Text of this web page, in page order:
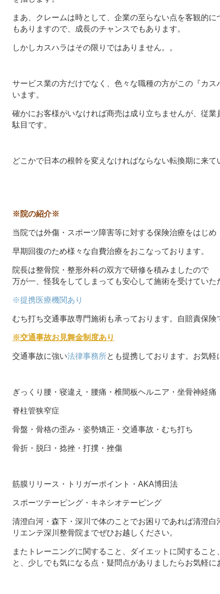
まあ、クレームは時として、企業の至らない点を客観的
もありますので、成長のチャンスでもあります。
しかしカスハラはその限りではありません。。
サービス業の方だけでなく、色々な職種の方がこの『カス
います。
確かにお客様がいなければ商売は成り立ちませんが、従業
駄目です。
どこかで日本の根幹を変えなければならない転換期に来て
※院の紹介※
当院では外傷・スポーツ障害等に対する保険治療をはじめ
早期回復のため様々な自費治療をおこなっております。
院長は整骨院・整形外科の双方で研修を積みましたので
万が一、怪我をしてしまっても安心して施術を受けていた
※提携医療機関あり
むち打ち交通事故専門施術も承っております。自賠責保険
※交通事故お見舞金制度あり
交通事故に強い法律事務所とも提携しております。お気軽
ぎっくり腰・寝違え・腰痛・椎間板ヘルニア・坐骨神経痛
脊柱管狭窄症
骨盤・骨格の歪み・姿勢矯正・交通事故・むち打ち
骨折・脱臼・捻挫・打撲・挫傷
筋膜リリース・トリガーポイント・AKA博田法
スポーツテーピング・キネシオテーピング
清澄白河・森下・深川で体のことでお困りであれば清澄
リエンテ深川整骨院までぜひお越しください。
またトレーニングに関すること、ダイエットに関するこ
と、少しでも気になる点・疑問点がありましたらお気軽に